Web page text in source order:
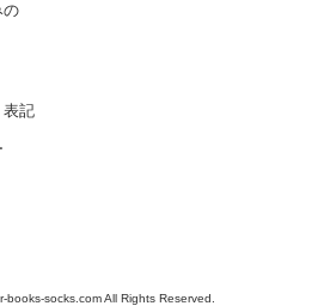
の
表記
books-socks.com All Rights Reserved.